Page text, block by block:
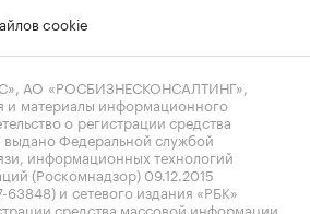
cookie
АО «РОСБИЗНЕСКОНСАЛТИНГ»,
и материалы информационного
о регистрации средства
Федеральной службой
информационных технологий
(Роскомнадзор) 09.12.2015
и сетевого издания «РБК»
средства массовой информации